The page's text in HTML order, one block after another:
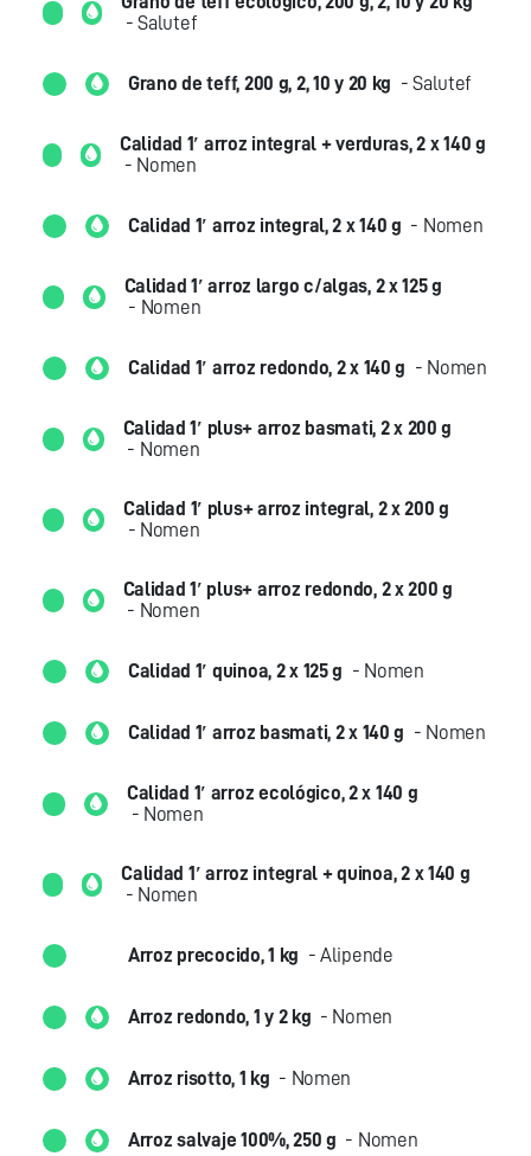
- Salutef
Grano de teff, 200 g, 2, 10 y 20 kg - Salutef
Calidad 1′ arroz integral + verduras, 2 x 140 g
- Nomen
Calidad 1′ arroz integral, 2 x 140 g - Nomen
Calidad 1′ arroz largo c/algas, 2 x 125 g
- Nomen
Calidad 1′ arroz redondo, 2 x 140 g - Nomen
Calidad 1′ plus+ arroz basmati, 2 x 200 g
- Nomen
Calidad 1′ plus+ arroz integral, 2 x 200 g
- Nomen
Calidad 1′ plus+ arroz redondo, 2 x 200 g
- Nomen
Calidad 1′ quinoa, 2 x 125 g - Nomen
Calidad 1′ arroz basmati, 2 x 140 g - Nomen
Calidad 1′ arroz ecológico, 2 x 140 g
- Nomen
Calidad 1′ arroz integral + quinoa, 2 x 140 g
- Nomen
Arroz precocido, 1 kg - Alipende
Arroz redondo, 1 y 2 kg - Nomen
Arroz risotto, 1 kg - Nomen
Arroz salvaje 100%, 250 g - Nomen